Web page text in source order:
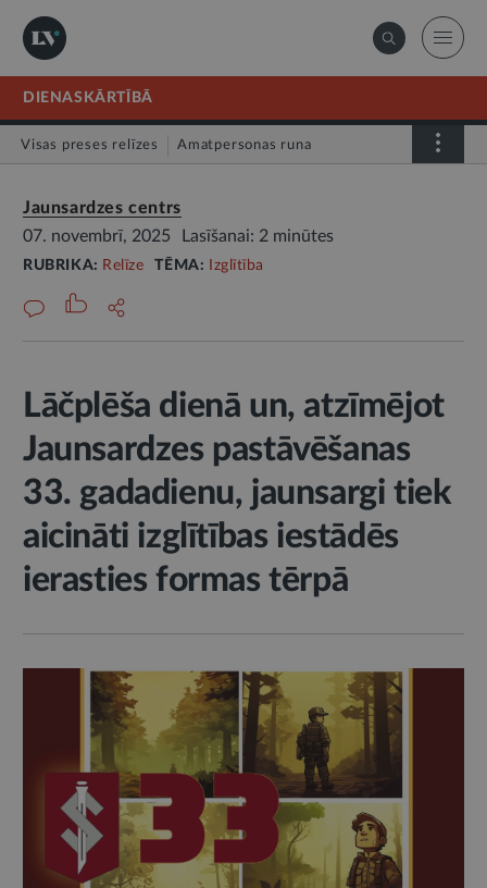
DIENASKĀRTĪBĀ
Visas preses relīzes Amatpersonas runa
Jaunsardzes centrs
07. novembrī, 2025
Lasīšanai: 2 minūtes
RUBRIKA: Relīze TĒMA: Izglītība
Lāčplēša dienā un, atzīmējot
Jaunsardzes pastāvēšanas
33. gadadienu, jaunsargi tiek
aicināti izglītības iestādēs
ierasties formas tērpā